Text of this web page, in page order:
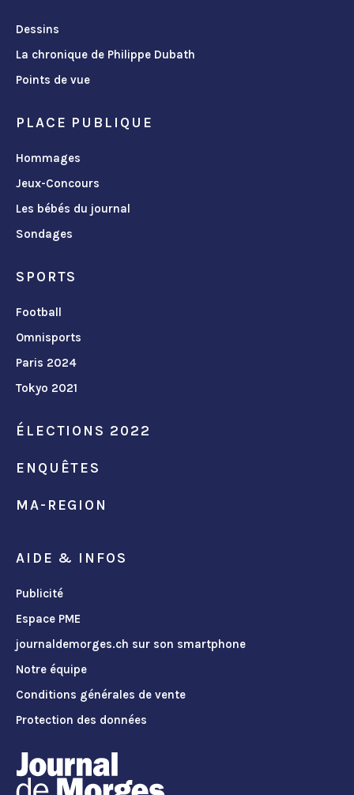
Dessins
La chronique de Philippe Dubath
Points de vue
PLACE PUBLIQUE
Hommages
Jeux-Concours
Les bébés du journal
Sondages
SPORTS
Football
Omnisports
Paris 2024
Tokyo 2021
ÉLECTIONS 2022
ENQUÊTES
MA-REGION
AIDE & INFOS
Publicité
Espace PME
journaldemorges.ch sur son smartphone
Notre équipe
Conditions générales de vente
Protection des données